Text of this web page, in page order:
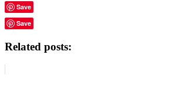
Save
Save
Related posts: